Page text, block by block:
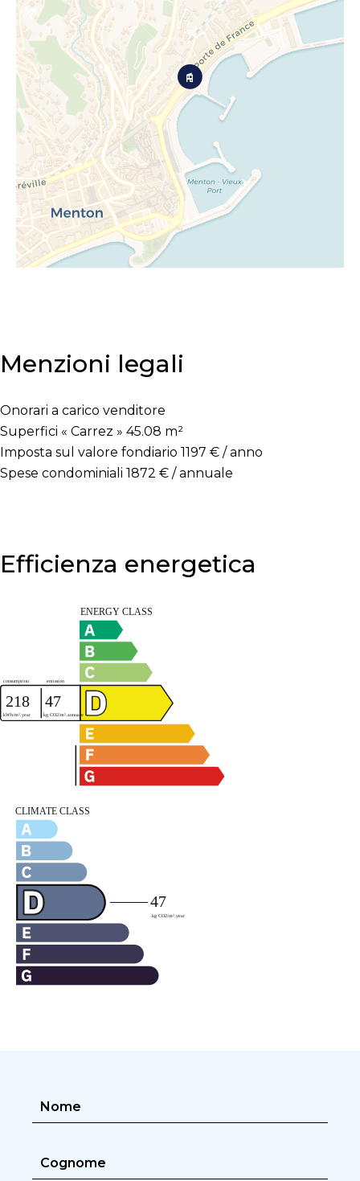
Menzioni legali
Onorari a carico venditore
Superfici « Carrez » 45.08 m²
Imposta sul valore fondiario 1197 € / anno
Spese condominiali 1872 € / annuale
Efficienza energetica